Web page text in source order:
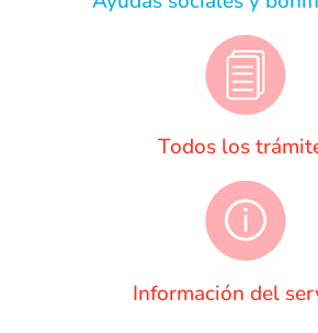
Todos los
Información del